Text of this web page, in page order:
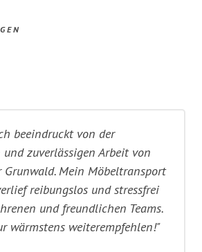
beeindruckt von der
zuverlässigen Arbeit von
Grunwald. Mein Möbeltransport
reibungslos und stressfrei
und freundlichen Teams.
wärmstens weiterempfehlen!"